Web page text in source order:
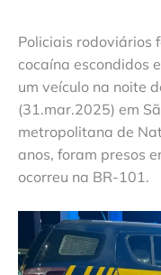
Policiais rodoviários
cocaína escondidos
um veículo na noite
(31.mar.2025) em
metropolitana de
anos, foram presos
ocorreu na BR-101.